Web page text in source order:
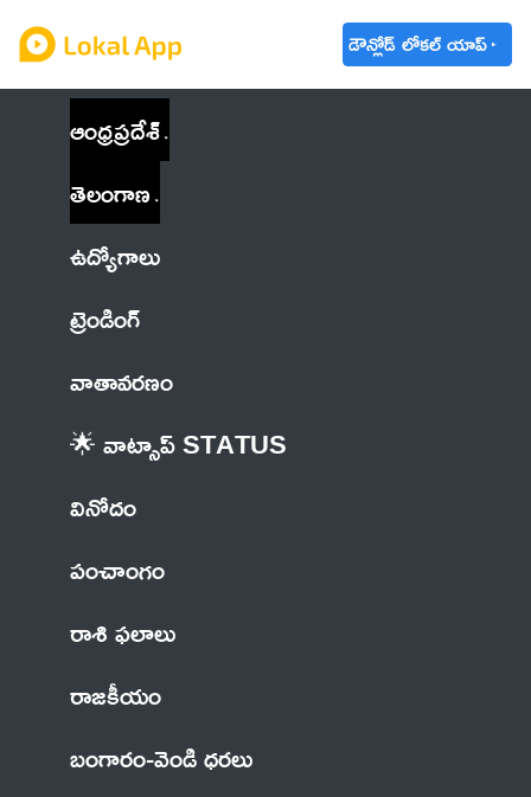
డౌన్లోడ్ లోకల్ యాప్
ఆంధ్రప్రదేశ్
తెలంగాణ
ఉద్యోగాలు
ట్రెండింగ్
వాతావరణం
🌟 వాట్సాప్ STATUS
వినోదం
పంచాంగం
రాశి ఫలాలు
రాజకీయం
బంగారం-వెండి ధరలు